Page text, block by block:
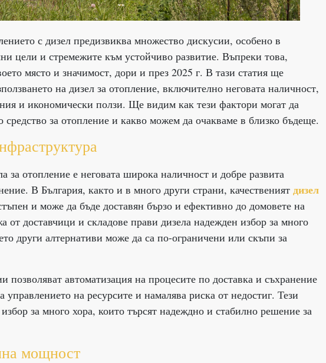
с дизел предизвиква множество дискусии, особено в
цели и стремежите към устойчиво развитие. Въпреки това,
място и значимост, дори и през 2025 г. В тази статия ще
на дизел за отопление, включително неговата наличност,
и икономически ползи. Ще видим как тези фактори могат да
средство за отопление и какво можем да очакваме в близко бъдеще.
за отопление е неговата широка наличност и добре развита
В България, както и в много други страни, качественият дизел
и може да бъде доставян бързо и ефективно до домовете на
от доставчици и складове прави дизела надежден избор за много
други алтернативи може да са по-ограничени или скъпи за
позволяват автоматизация на процесите по доставка и съхранение
управлението на ресурсите и намалява риска от недостиг. Тези
за много хора, които търсят надеждно и стабилно решение за
мощност